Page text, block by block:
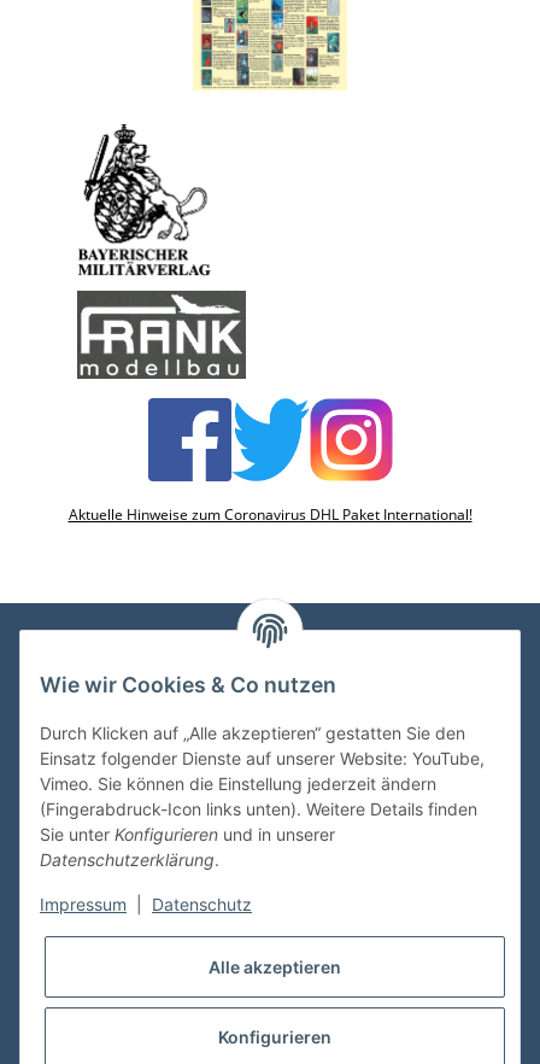
Aktuelle Hinweise zum Coronavirus DHL Paket International!
VDMedien24.de
Kasernenstraße 6-10
66482 Zweibrücken
Tel. 06332 72710
eMail: heinz.nickel@vdmedien.de
Shop Service
Wie wir Cookies & Co nutzen
Durch Klicken auf „Alle akzeptieren“ gestatten Sie den
Einsatz folgender Dienste auf unserer Website: YouTube,
Vimeo. Sie können die Einstellung jederzeit ändern
(Fingerabdruck-Icon links unten). Weitere Details finden
Sie unter Konfigurieren und in unserer
Datenschutzerklärung.
Impressum Datenschutz
Alle akzeptieren
Konfigurieren